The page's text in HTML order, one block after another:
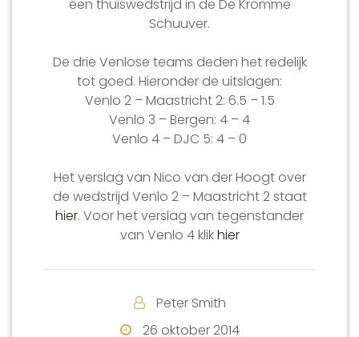
een thuiswedstrijd in de De Kromme
Schuuver.
De drie Venlose teams deden het redelijk
tot goed. Hieronder de uitslagen:
Venlo 2 – Maastricht 2: 6.5 – 1.5
Venlo 3 – Bergen: 4 – 4
Venlo 4 – DJC 5: 4 – 0
Het verslag van Nico van der Hoogt over
de wedstrijd Venlo 2 – Maastricht 2 staat
hier. Voor het verslag van tegenstander
van Venlo 4 klikhier
Peter Smith
26 oktober 2014